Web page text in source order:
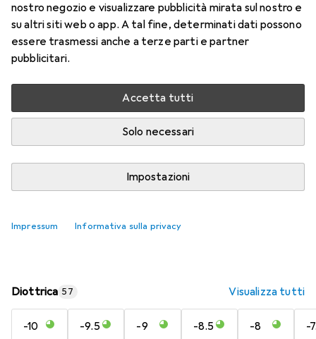
nostro negozio e visualizzare pubblicità mirata sul nostro e
su altri siti web o app. A tal fine, determinati dati possono
essere trasmessi anche a terze parti e partner
pubblicitari.
Accetta tutti
Solo necessari
Impostazioni
Impressum Informativa sulla privacy
Prezzo in EUR IVA incl.
Consegna tra ven, 14/8 e mar, 18/8
Più di 10 pezzi in stock presso il fornitore
Aggiungi al carrello
Diottrica 57 Visualizza tutti
-10 -9.5 -9 -8.5 -8 -